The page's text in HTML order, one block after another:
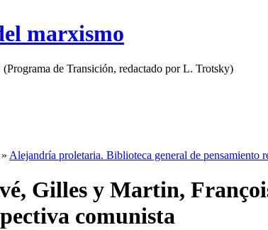
marxismo
de Transición, redactado por L. Trotsky)
» Alejandría proletaria. Biblioteca general de pensamiento
Gilles y Martin,
comunista